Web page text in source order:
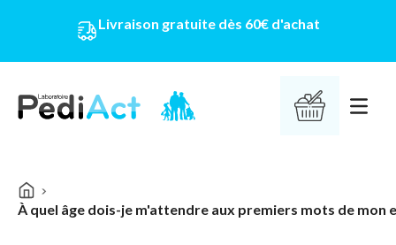
Livraison gratuite dès 60€ d'achat
À quel âge dois-je m'attendre aux premiers mots de mon